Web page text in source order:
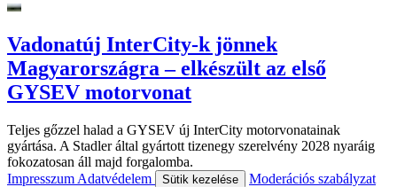
Vadonatúj InterCity-k jönnek
Magyarországra – elkészült az első
GYSEV motorvonat
Teljes gőzzel halad a GYSEV új InterCity motorvonatainak
gyártása. A Stadler által gyártott tizenegy szerelvény 2028 nyaráig
fokozatosan áll majd forgalomba.
Impresszum Adatvédelem Sütik kezelése
Moderációs szabályzat